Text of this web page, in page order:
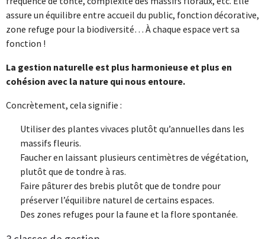
assure un équilibre entre accueil du public, fonction décorative,
zone refuge pour la biodiversité… À chaque espace vert sa
fonction !
La gestion naturelle est plus harmonieuse et plus en
cohésion avec la nature qui nous entoure.
Concrètement, cela signifie :
Utiliser des plantes vivaces plutôt qu’annuelles dans les
massifs fleuris.
Faucher en laissant plusieurs centimètres de végétation,
plutôt que de tondre à ras.
Faire pâturer des brebis plutôt que de tondre pour
préserver l’équilibre naturel de certains espaces.
Des zones refuges pour la faune et la flore spontanée.